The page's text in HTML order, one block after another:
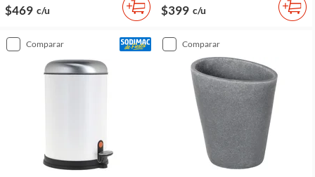
$469 c/u $399 c/u
comparar comparar